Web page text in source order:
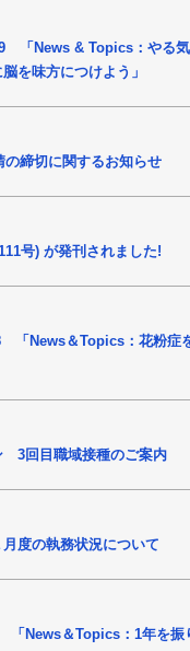
「News & Topics：やる気
を味方につけよう」
の締切に関するお知らせ
号) が発刊されました!
News＆Topics：花粉症
3回目職域接種のご案内
度の執務状況について
News＆Topics：1年を振